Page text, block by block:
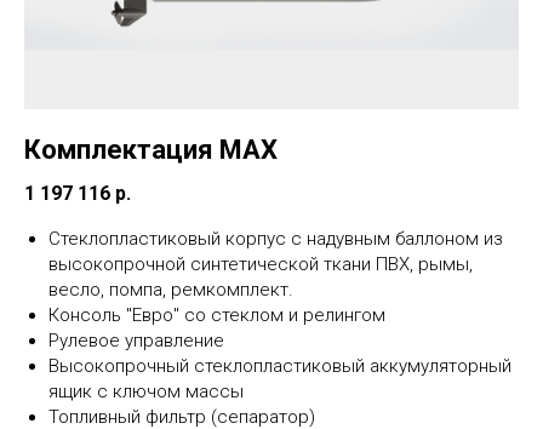
Комплектация MAX
1 197 116 р.
Стеклопластиковый корпус с надувным баллоном из
высокопрочной синтетической ткани ПВХ, рымы,
весло, помпа, ремкомплект.
Консоль "Евро" со стеклом и релингом
Рулевое управление
Высокопрочный стеклопластиковый аккумуляторный
ящик с ключом массы
Топливный фильтр (сепаратор)